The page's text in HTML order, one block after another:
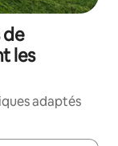
de
les
adaptés